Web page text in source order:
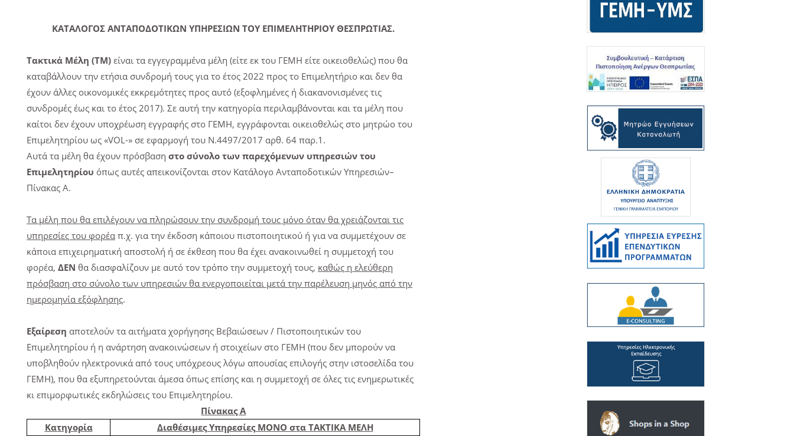
ΚΑΤΑΛΟΓΟΣ ΑΝΤΑΠΟΔΟΤΙΚΩΝ ΥΠΗΡΕΣΙΩΝ ΤΟΥ ΕΠΙΜΕΛΗΤΗΡΙΟΥ ΘΕΣΠΡΩΤΙΑΣ.
Τακτικά Μέλη (ΤΜ) είναι τα εγγεγραμμένα μέλη (είτε εκ του ΓΕΜΗ είτε οικειοθελώς) που θα
καταβάλλουν την ετήσια συνδρομή τους για το έτος 2022 προς το Επιμελητήριο και δεν θα
έχουν άλλες οικονομικές εκκρεμότητες προς αυτό (εξοφλημένες ή διακανονισμένες τις
συνδρομές έως και το έτος 2017). Σε αυτή την κατηγορία περιλαμβάνονται και τα μέλη που
καίτοι δεν έχουν υποχρέωση εγγραφής στο ΓΕΜΗ, εγγράφονται οικειοθελώς στο μητρώο του
Επιμελητηρίου ως «VOL-» σε εφαρμογή του Ν.4497/2017 αρθ. 64 παρ.1.
Αυτά τα μέλη θα έχουν πρόσβαση στο σύνολο των παρεχόμενων υπηρεσιών του
Επιμελητηρίου όπως αυτές απεικονίζονται στον Κατάλογο Ανταποδοτικών Υπηρεσιών–
Πίνακας Α.
Τα μέλη που θα επιλέγουν να πληρώσουν την συνδρομή τους μόνο όταν θα χρειάζονται τις
υπηρεσίες του φορέα π.χ. για την έκδοση κάποιου πιστοποιητικού ή για να συμμετέχουν σε
κάποια επιχειρηματική αποστολή ή σε έκθεση που θα έχει ανακοινωθεί η συμμετοχή του
φορέα, ΔΕΝ θα διασφαλίζουν με αυτό τον τρόπο την συμμετοχή τους, καθώς η ελεύθερη
πρόσβαση στο σύνολο των υπηρεσιών θα ενεργοποιείται μετά την παρέλευση μηνός από την
ημερομηνία εξόφλησης.
Εξαίρεση αποτελούν τα αιτήματα χορήγησης Βεβαιώσεων / Πιστοποιητικών του
Επιμελητηρίου ή η ανάρτηση ανακοινώσεων ή στοιχείων στο ΓΕΜΗ (που δεν μπορούν να
υποβληθούν ηλεκτρονικά από τους υπόχρεους λόγω απουσίας επιλογής στην ιστοσελίδα του
ΓΕΜΗ), που θα εξυπηρετούνται άμεσα όπως επίσης και η συμμετοχή σε όλες τις ενημερωτικές
κι επιμορφωτικές εκδηλώσεις του Επιμελητηρίου.
Πίνακας Α
Κατηγορία
Διαθέσιμες Υπηρεσίες ΜΟΝΟ στα ΤΑΚΤΙΚΑ ΜΕΛΗ